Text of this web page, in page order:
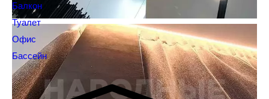
Балкон
Туалет
Офис
Бассейн